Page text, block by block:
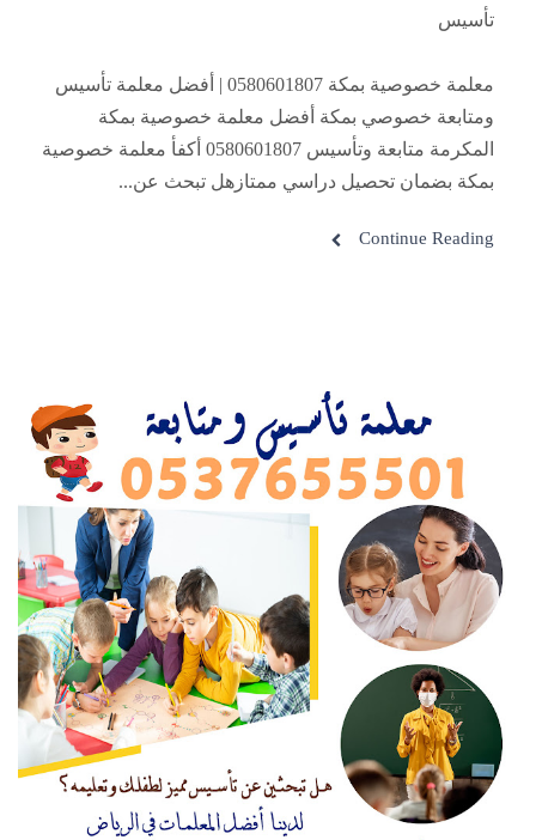
تأسيس
معلمة خصوصية بمكة 0580601807 | أفضل معلمة تأسيس
ومتابعة خصوصي بمكة أفضل معلمة خصوصية بمكة
المكرمة متابعة وتأسيس 0580601807 أكفأ معلمة خصوصية
بمكة بضمان تحصيل دراسي ممتازهل تبحث عن...
Continue Reading